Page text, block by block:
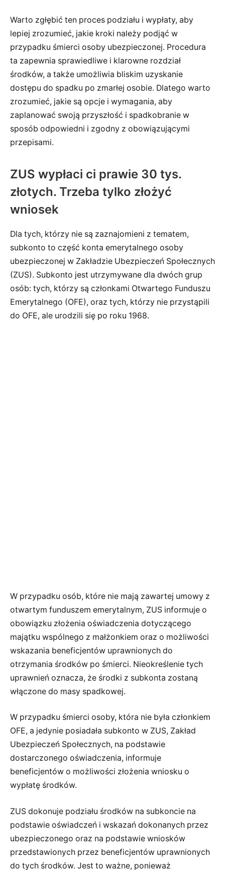
Warto zgłębić ten proces podziału i wypłaty, aby
lepiej zrozumieć, jakie kroki należy podjąć w
przypadku śmierci osoby ubezpieczonej. Procedura
ta zapewnia sprawiedliwe i klarowne rozdział
środków, a także umożliwia bliskim uzyskanie
dostępu do spadku po zmarłej osobie. Dlatego warto
zrozumieć, jakie są opcje i wymagania, aby
zaplanować swoją przyszłość i spadkobranie w
sposób odpowiedni i zgodny z obowiązującymi
przepisami.
ZUS wypłaci ci prawie 30 tys.
złotych. Trzeba tylko złożyć
wniosek
Dla tych, którzy nie są zaznajomieni z tematem,
subkonto to część konta emerytalnego osoby
ubezpieczonej w Zakładzie Ubezpieczeń Społecznych
(ZUS). Subkonto jest utrzymywane dla dwóch grup
osób: tych, którzy są członkami Otwartego Funduszu
Emerytalnego (OFE), oraz tych, którzy nie przystąpili
do OFE, ale urodzili się po roku 1968.
W przypadku osób, które nie mają zawartej umowy z
otwartym funduszem emerytalnym, ZUS informuje o
obowiązku złożenia oświadczenia dotyczącego
majątku wspólnego z małżonkiem oraz o możliwości
wskazania beneficjentów uprawnionych do
otrzymania środków po śmierci. Nieokreślenie tych
uprawnień oznacza, że środki z subkonta zostaną
włączone do masy spadkowej.
W przypadku śmierci osoby, która nie była członkiem
OFE, a jedynie posiadała subkonto w ZUS, Zakład
Ubezpieczeń Społecznych, na podstawie
dostarczonego oświadczenia, informuje
beneficjentów o możliwości złożenia wniosku o
wypłatę środków.
ZUS dokonuje podziału środków na subkoncie na
podstawie oświadczeń i wskazań dokonanych przez
ubezpieczonego oraz na podstawie wniosków
przedstawionych przez beneficjentów uprawnionych
do tych środków. Jest to ważne, ponieważ